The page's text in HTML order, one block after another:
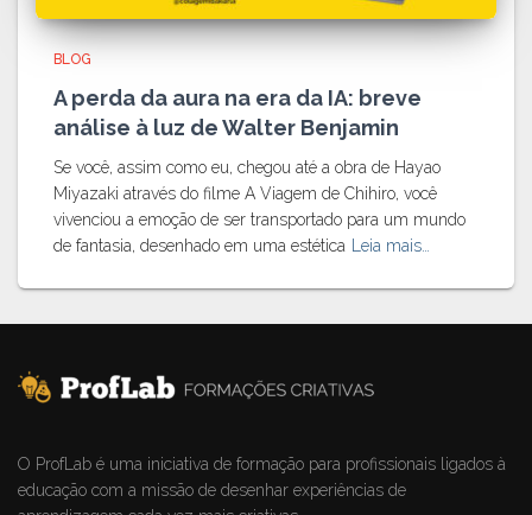
BLOG
A perda da aura na era da IA: breve
análise à luz de Walter Benjamin
Se você, assim como eu, chegou até a obra de Hayao
Miyazaki através do filme A Viagem de Chihiro, você
vivenciou a emoção de ser transportado para um mundo
de fantasia, desenhado em uma estética
Leia mais…
O ProfLab é uma iniciativa de formação para profissionais ligados à
educação com a missão de desenhar experiências de